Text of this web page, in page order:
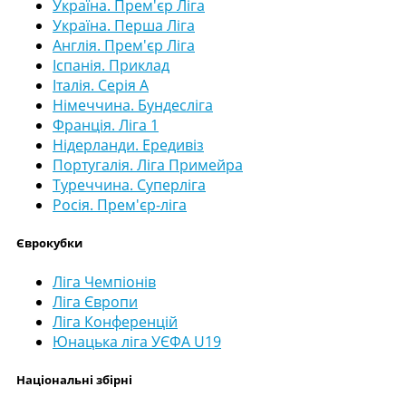
Україна. Прем'єр Ліга
Україна. Перша Ліга
Англія. Прем'єр Ліга
Іспанія. Приклад
Італія. Серія А
Німеччина. Бундесліга
Франція. Ліга 1
Нідерланди. Ередивіз
Португалія. Ліга Примейра
Туреччина. Суперліга
Росія. Прем'єр-ліга
Єврокубки
Ліга Чемпіонів
Ліга Європи
Ліга Конференцій
Юнацька ліга УЄФА U19
Національні збірні